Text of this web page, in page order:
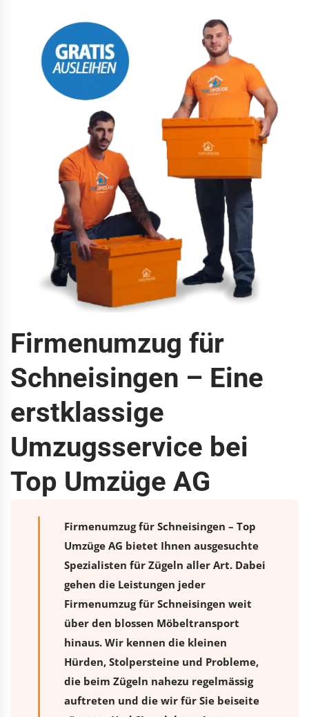
Firmenumzug für
Schneisingen – Eine
erstklassige
Umzugsservice bei
Top Umzüge AG
Firmenumzug für Schneisingen – Top
Umzüge AG bietet Ihnen ausgesuchte
Spezialisten für Zügeln aller Art. Dabei
gehen die Leistungen jeder
Firmenumzug für Schneisingen weit
über den blossen Möbeltransport
hinaus. Wir kennen die kleinen
Hürden, Stolpersteine und Probleme,
die beim Zügeln nahezu regelmässig
auftreten und die wir für Sie beiseite